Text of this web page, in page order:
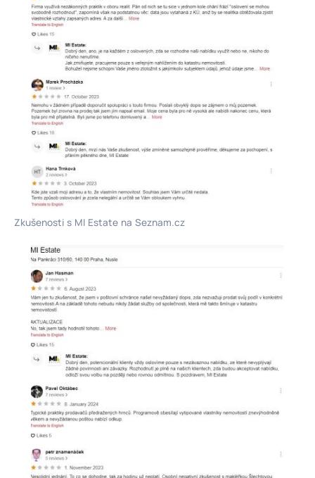
Zkušenosti s MI Estate na Seznam.cz